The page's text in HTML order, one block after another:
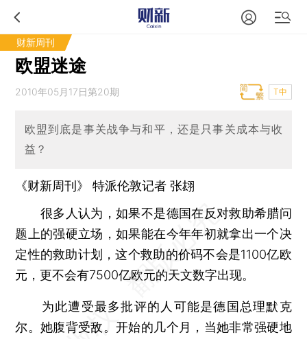
财新周刊
欧盟迷途
2010年05月17日第20期 T中
欧盟到底是事关战争与和平，还是只事关成本与收
益？
《财新周刊》 特派伦敦记者张翃
很多人认为，如果不是德国在反对救助希腊问
题上的强硬立场，如果能在今年年初就拿出一个决
定性的救助计划，这个救助的价码不会是1100亿欧
元，更不会有7500亿欧元的天文数字出现。
为此遭受最多批评的人可能是德国总理默克
尔。她腹背受敌。开始的几个月，当她非常强硬地